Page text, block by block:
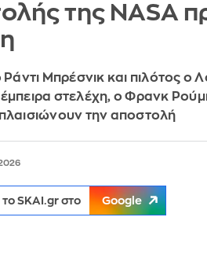
της NASA
Ράντι Μπρέσνικ και πιλότος ο
στελέχη, ο Φρανκ
την αποστολή
SKAI.gr στο Google